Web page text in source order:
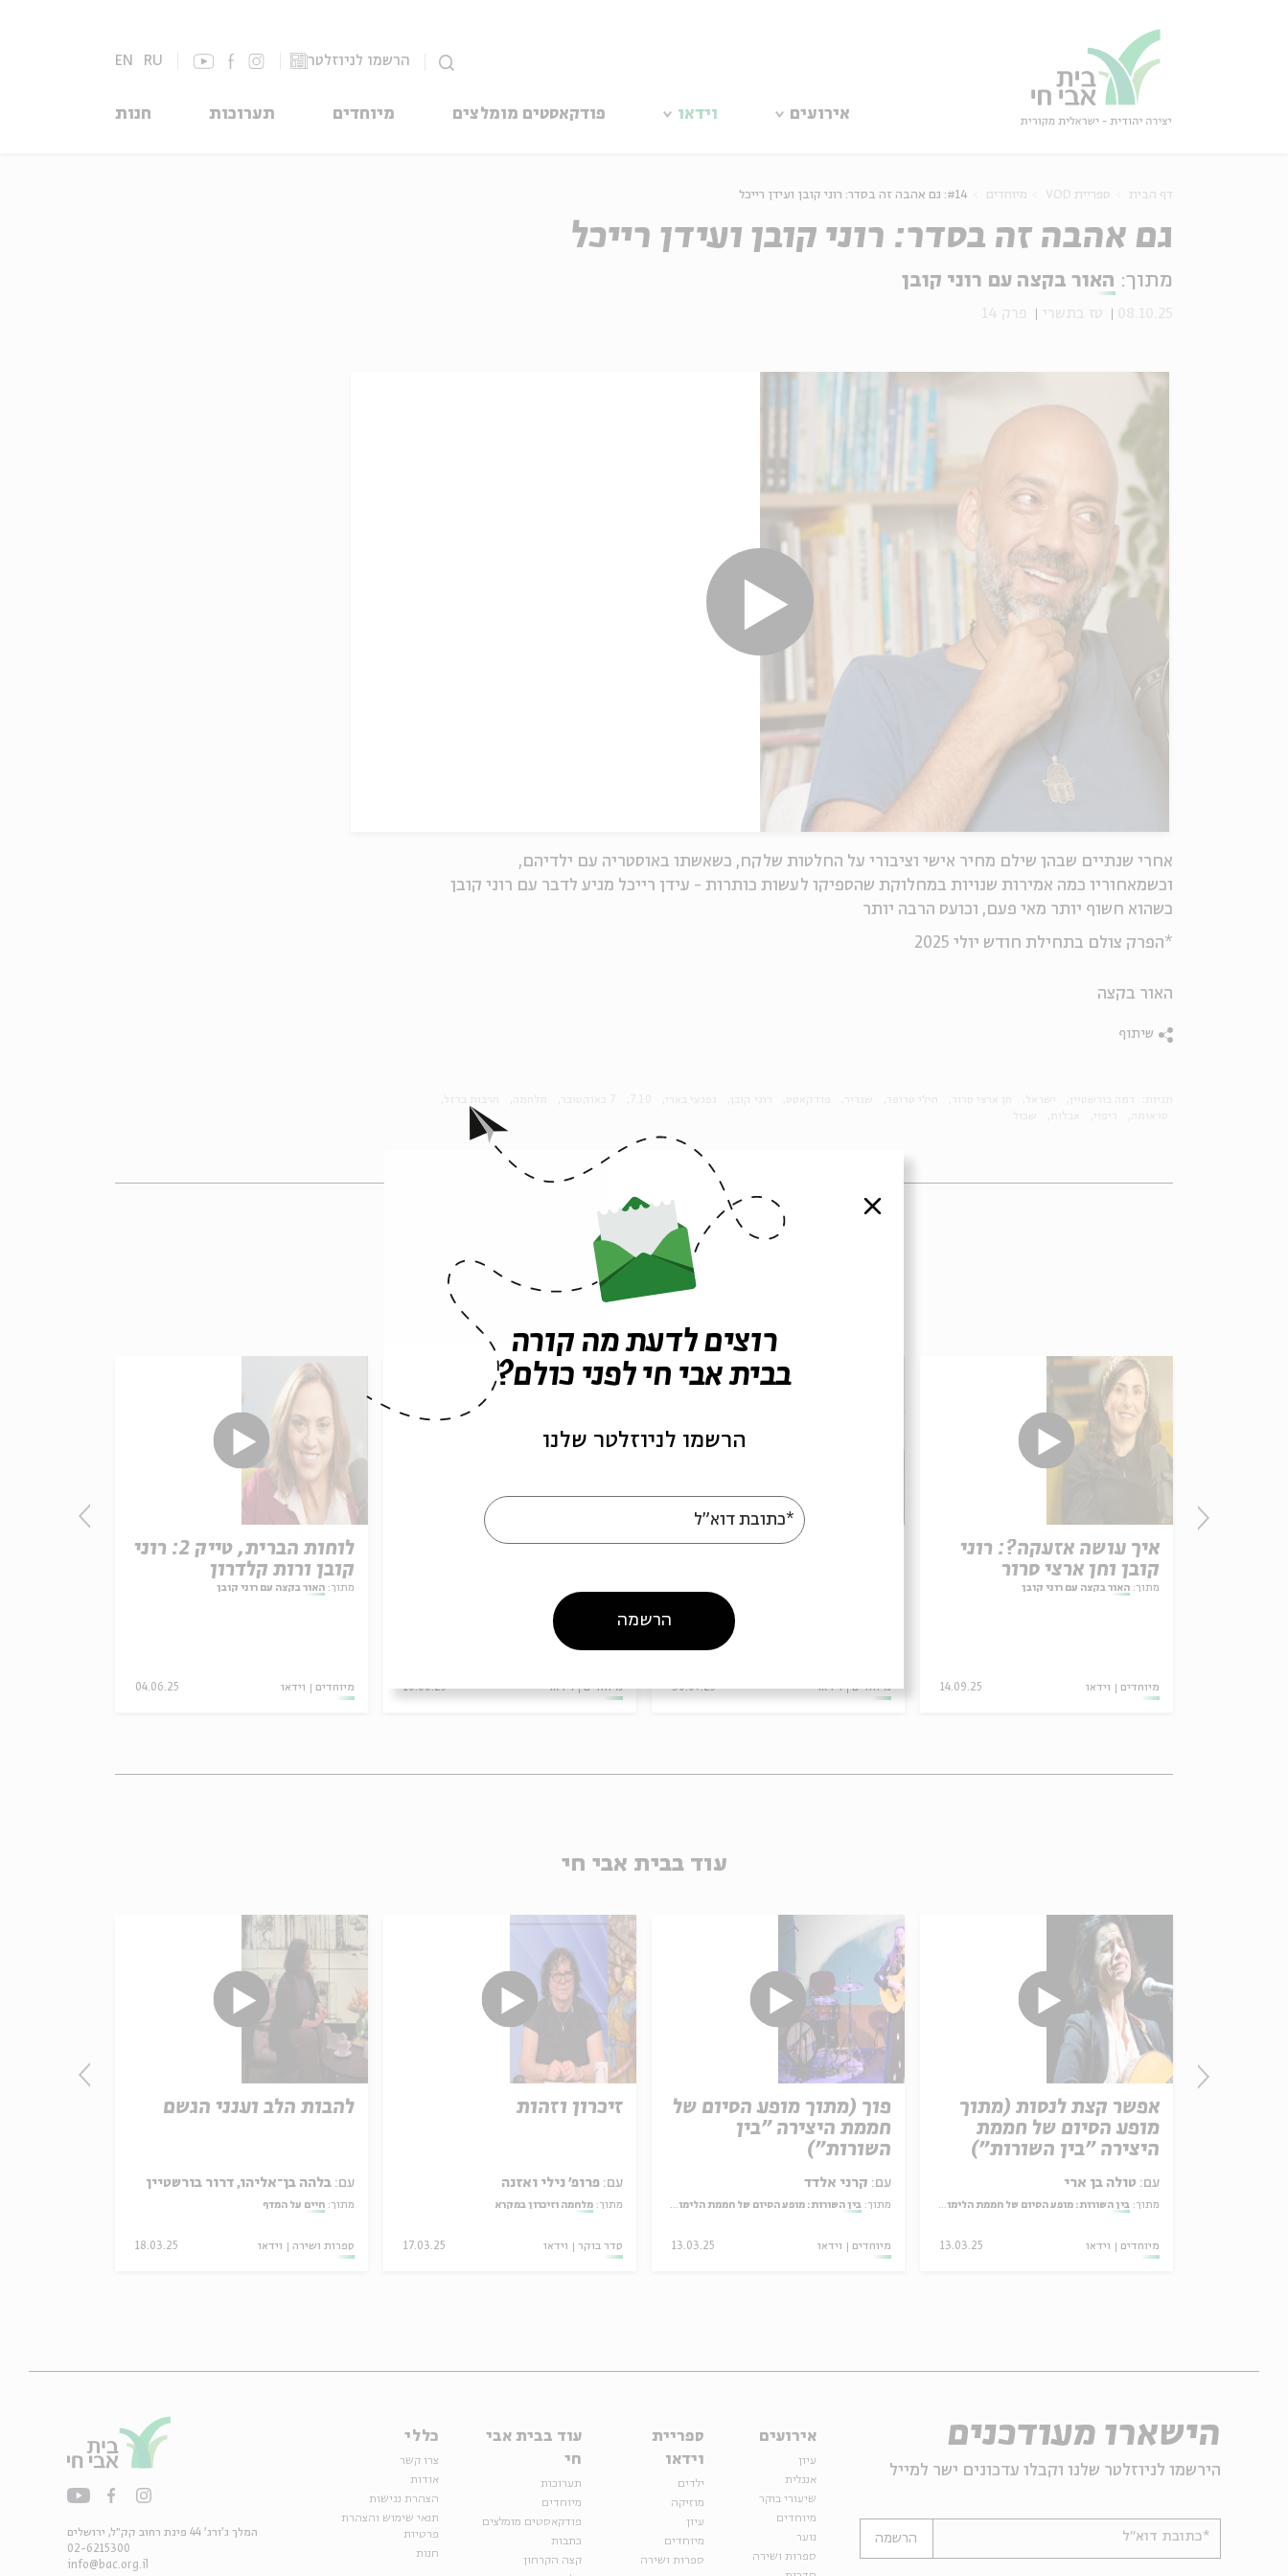
הרשמו לניוזלטר EN RU
אירועים וידאו פודקאסטים מומלצים מיוחדים תערוכות חנות
דף הבית ספריית VOD מיוחדים #14: גם אהבה זה בסדר: רוני קובן ועידן רייכל
גם אהבה זה בסדר: רוני קובן ועידן רייכל
מתוך: האור בקצה עם רוני קובן
אחרי שנתיים שבהן שילם מחיר אישי וציבורי על החלטות שלקח, כשאשתו באוסטריה עם ילדיהם,
וכשמאחוריו כמה אמירות שנויות במחלוקת שהספיקו לעשות כותרות - עידן רייכל מגיע לדבר עם רוני קובן
כשהוא חשוף יותר מאי פעם, וכועס הרבה יותר
*הפרק צולם בתחילת חודש יולי 2025
האור בקצה
שיתוף
פרקים נוספים בסדרה
לוחות הברית, טייק 2: רוני
קובן ורות קלדרון
מתוך: האור בקצה עם רוני קובן
מיוחדים וידאו 04.06.25
מהפכת התמימות: רוני
מיוחדים וידאו 10.06.25
התפללתי שלא יבואו להציל
מיוחדים וידאו 30.07.25
איך עושה אזעקה?: רוני
קובן וחן ארצי סרור
מתוך: האור בקצה עם רוני קובן
מיוחדים וידאו 14.09.25
עוד בבית אבי חי
להבות הלב וענני הגשם
עם: בלהה בן־אליהו, דרור בורשטיין
מתוך: חיים על המדף
ספרות ושירה וידאו 18.03.25
זיכרון וזהות
עם: פרופ' נילי ואזנה
מתוך: מלחמה וזיכרון במקרא
סדר בוקר וידאו 17.03.25
פוך (מתוך מופע הסיום של
חממת היצירה "בין
השורות")
עם: קרני אלדד
מתוך: בין השורות: מופע הסיום של חממת הלימוד והיצירה בעין הסערה
מיוחדים וידאו 13.03.25
אפשר קצת לנסות (מתוך
מופע הסיום של חממת
היצירה "בין השורות")
עם: טולה בן ארי
מתוך: בין השורות: מופע הסיום של חממת הלימוד והיצירה בעין הסערה
מיוחדים וידאו 13.03.25
הישארו מעודכנים
הירשמו לניוזלטר שלנו וקבלו עדכונים ישר למייל
*כתובת דוא"ל הרשמה
אירועים
עיון
אנגלית
שיעורי בוקר
מיוחדים
נוער
ספרות ושירה
ספריית
וידאו
ילדים
מוזיקה
עיון
מיוחדים
ספרות ושירה
עוד בבית אבי
חי
תערוכות
מיוחדים
פודקאסטים מומלצים
כתבות
קצה הקרחון
כללי
צרו קשר
אודות
הצהרת נגישות
תנאי שימוש והצהרת
פרטיות
חנות
המלך ג'ורג' 44 פינת רחוב קק״ל, ירושלים
info@bac.org.il
02-6215300
סגור
רוצים לדעת מה קורה
בבית אבי חי לפני כולם?
הרשמו לניוזלטר שלנו
*כתובת דוא"ל
הרשמה